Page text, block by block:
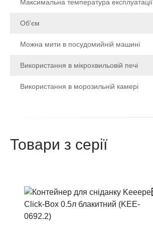
Максимальна температура експлуатації
Об'єм
Можна мити в посудомийній машині
Використання в мікрохвильовій печі
Використання в морозильній камері
Товари з серії